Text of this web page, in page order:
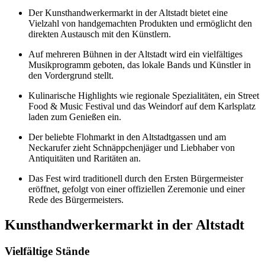
Der Kunsthandwerkermarkt in der Altstadt bietet eine
Vielzahl von handgemachten Produkten und ermöglicht den
direkten Austausch mit den Künstlern.
Auf mehreren Bühnen in der Altstadt wird ein vielfältiges
Musikprogramm geboten, das lokale Bands und Künstler in
den Vordergrund stellt.
Kulinarische Highlights wie regionale Spezialitäten, ein Street
Food & Music Festival und das Weindorf auf dem Karlsplatz
laden zum Genießen ein.
Der beliebte Flohmarkt in den Altstadtgassen und am
Neckarufer zieht Schnäppchenjäger und Liebhaber von
Antiquitäten und Raritäten an.
Das Fest wird traditionell durch den Ersten Bürgermeister
eröffnet, gefolgt von einer offiziellen Zeremonie und einer
Rede des Bürgermeisters.
Kunsthandwerkermarkt in der Altstadt
Vielfältige Stände